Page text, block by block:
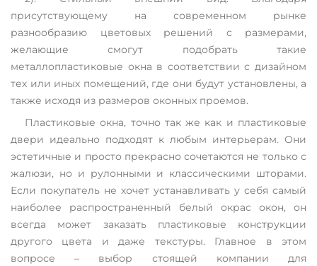
присутствующему на современном рынке
разнообразию цветовых решений с размерами,
желающие смогут подобрать такие
металлопластиковые окна в соответствии с дизайном
тех или иных помещений, где они будут установлены, а
также исходя из размеров оконных проемов.
Пластиковые окна, точно так же как и пластиковые
двери идеально подходят к любым интерьерам. Они
эстетичные и просто прекрасно сочетаются не только с
жалюзи, но и рулонными и классическими шторами.
Если покупатель не хочет устанавливать у себя самый
наиболее распространенный белый окрас окон, он
всегда может заказать пластиковые конструкции
другого цвета и даже текстуры. Главное в этом
вопросе – выбор стоящей компании для